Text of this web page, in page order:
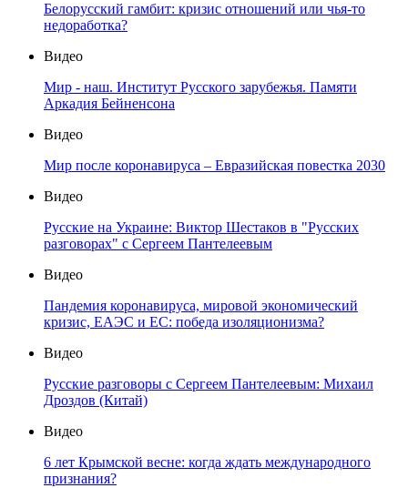
Белорусский гамбит: кризис отношений или чья-то
недоработка?
Видео
Мир - наш. Институт Русского зарубежья. Памяти
Аркадия Бейненсона
Видео
Мир после коронавируса – Евразийская повестка 2030
Видео
Русские на Украине: Виктор Шестаков в "Русских
разговорах" с Сергеем Пантелеевым
Видео
Пандемия коронавируса, мировой экономический
кризис, ЕАЭС и ЕС: победа изоляционизма?
Видео
Русские разговоры с Сергеем Пантелеевым: Михаил
Дроздов (Китай)
Видео
6 лет Крымской весне: когда ждать международного
признания?